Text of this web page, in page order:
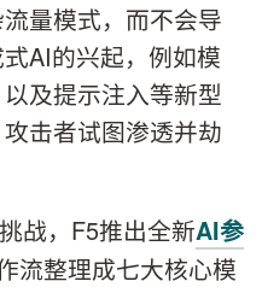
量模式，而不会导
AI的兴起，例如模
及提示注入等新型
击者试图渗透并劫
战，F5推出全新AI参
流整理成七大核心模